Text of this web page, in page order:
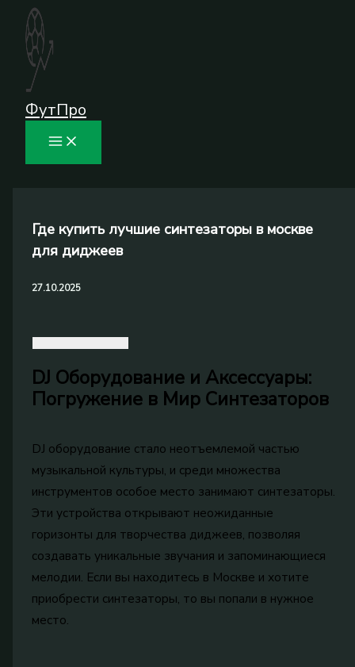
Перейти
содержимому
ФутПро
Где купить лучшие синтезаторы в москве
для диджеев
27.10.2025
DJ Оборудование и Аксессуары:
Погружение в Мир Синтезаторов
DJ оборудование стало неотъемлемой частью
музыкальной культуры, и среди множества
инструментов особое место занимают синтезаторы.
Эти устройства открывают неожиданные
горизонты для творчества диджеев, позволяя
создавать уникальные звучания и запоминающиеся
мелодии. Если вы находитесь в Москве и хотите
приобрести синтезаторы, то вы попали в нужное
место.